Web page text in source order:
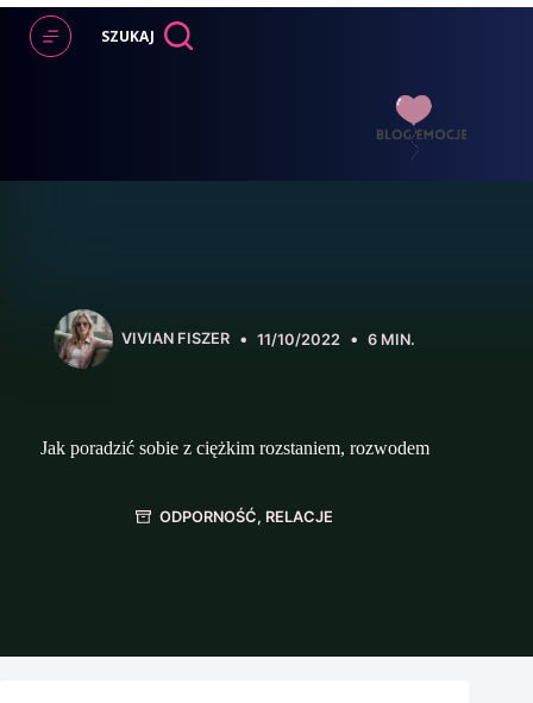
Przejdź
treści
SZUKAJ
VIVIAN FISZER 11/10/2022 6 MIN.
Jak poradzić sobie z ciężkim rozstaniem, rozwodem
ODPORNOŚĆ, RELACJE